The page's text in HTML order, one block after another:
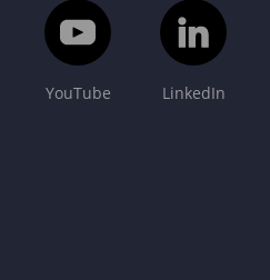
YouTube LinkedIn